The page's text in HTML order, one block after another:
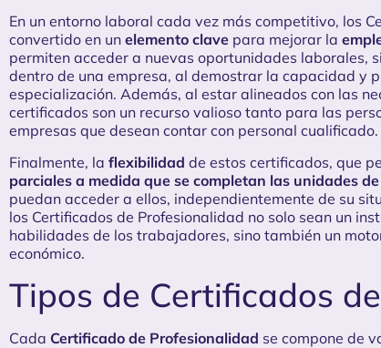
En un entorno laboral cada vez más competitivo, los
convertido en un elemento clave para mejorar la
permiten acceder a nuevas oportunidades laborales,
dentro de una empresa, al demostrar la capacidad y
especialización. Además, al estar alineados con las
certificados son un recurso valioso tanto para las
empresas que desean contar con personal cualificado.
Finalmente, la flexibilidad de estos certificados, que
parciales a medida que se completan las unidades
puedan acceder a ellos, independientemente de su
los Certificados de Profesionalidad no solo sean un
habilidades de los trabajadores, sino también un
económico.
Tipos de Certificados
Cada Certificado de Profesionalidad se compone de